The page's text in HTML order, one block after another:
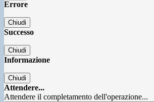
Errore
Chiudi
Successo
Chiudi
Informazione
Chiudi
Attendere...
Attendere il completamento dell'operazione...